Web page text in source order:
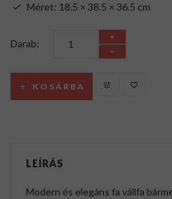
Méret: 18.5 × 38.5 × 36.5 cm
Darab:
KOSÁRBA
LEÍRÁS
Modern és elegáns fa vállfa